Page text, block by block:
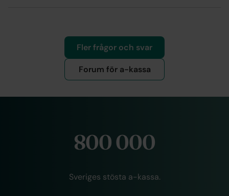
Fler frågor och svar
Forum för a-kassa
800 000
Sveriges stösta a-kassa.